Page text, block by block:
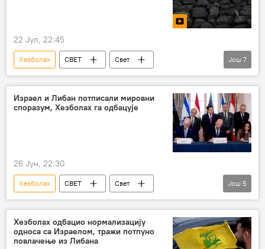
22 Јул, 22:45
Хезболах СВЕТ
Свет
Свет – политика
САД
Иран
Израел
Сукоб на Блиском истоку
Либан
Доналд Трамп
Још 7
Израел и Либан потписали мировни
споразум, Хезболах га одбацује
26 Јун, 22:30
Хезболах СВЕТ
Свет
Свет – политика
Сукоб на Блиском истоку
Израел
САД
Још 5
Хезболах одбацио нормализацију
односа са Израелом, тражи потпуно
повлачење из Либана